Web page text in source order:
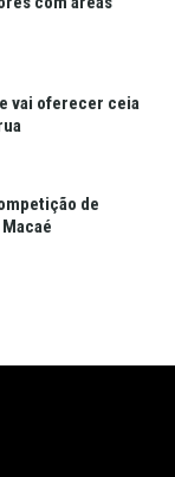
vai oferecer ceia
de